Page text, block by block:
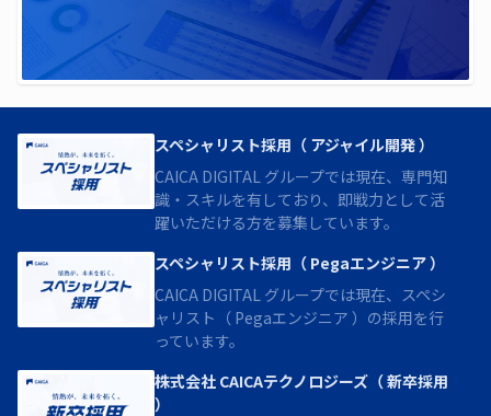
スペシャリスト採用（ アジャイル開発 ）
CAICA DIGITAL グループでは現在、専門知
識・スキルを有しており、即戦力として活
躍いただける方を募集しています。
スペシャリスト採用（ Pegaエンジニア ）
CAICA DIGITAL グループでは現在、スペシ
ャリスト（ Pegaエンジニア ）の採用を行
っています。
株式会社 CAICAテクノロジーズ（ 新卒採用
）